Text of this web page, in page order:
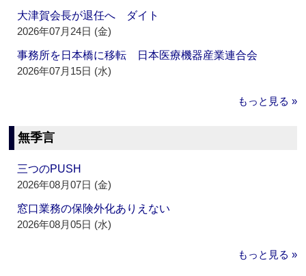
大津賀会長が退任へ ダイト
2026年07月24日 (金)
事務所を日本橋に移転 日本医療機器産業連合会
2026年07月15日 (水)
もっと見る »
無季言
三つのPUSH
2026年08月07日 (金)
窓口業務の保険外化ありえない
2026年08月05日 (水)
もっと見る »